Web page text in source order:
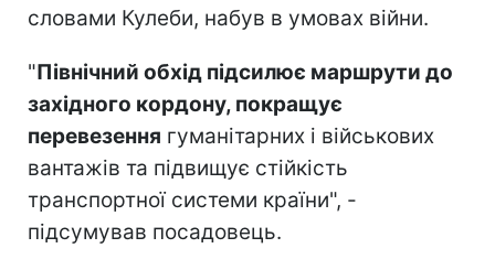
словами Кулеби, набув в умовах війни.
"Північний обхід підсилює маршрути до
західного кордону, покращує
перевезення гуманітарних і військових
вантажів та підвищує стійкість
транспортної системи країни", -
підсумував посадовець.